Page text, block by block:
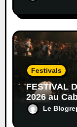
Festivals
FESTIVAL
2026 au
Le